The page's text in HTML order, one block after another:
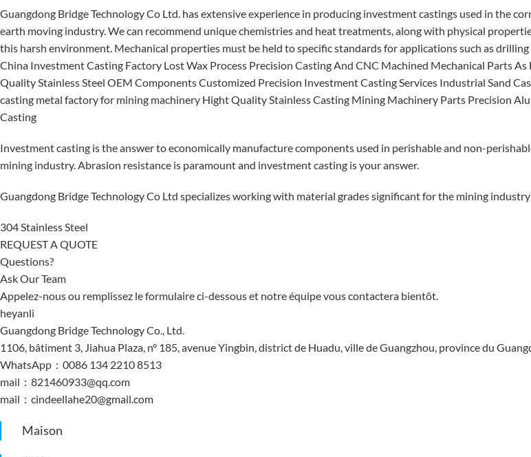
Guangdong Bridge Technology Co Ltd. has extensive experience in producing investment castings used in the
earth moving industry. We can recommend unique chemistries and heat treatments, along with physical
this harsh environment. Mechanical properties must be held to specific standards for applications such as drilling
China Investment Casting Factory Lost Wax Process Precision Casting And CNC Machined Mechanical Parts As
Quality Stainless Steel OEM Components Customized Precision Investment Casting Services Industrial Sand
casting metal factory for mining machinery Hight Quality Stainless Casting Mining Machinery Parts Precision
Casting
Investment casting is the answer to economically manufacture components used in perishable and non-
mining industry. Abrasion resistance is paramount and investment casting is your answer.
Guangdong Bridge Technology Co Ltd specializes working with material grades significant for the mining
304 Stainless Steel
REQUEST A QUOTE
Questions?
Ask Our Team
Appelez-nous ou remplissez le formulaire ci-dessous et notre équipe vous contactera bientôt.
heyanli
Guangdong Bridge Technology Co., Ltd.
1106, bâtiment 3, Jiahua Plaza, n° 185, avenue Yingbin, district de Huadu, ville de Guangzhou, province du
WhatsApp：0086 134 2210 8513
mail：821460933@qq.com
mail：cindeellahe20@gmail.com
Maison